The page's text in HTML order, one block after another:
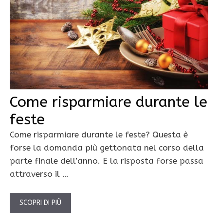
Come risparmiare durante le
feste
Come risparmiare durante le feste? Questa è
forse la domanda più gettonata nel corso della
parte finale dell’anno. E la risposta forse passa
attraverso il …
SCOPRI DI PIÙ